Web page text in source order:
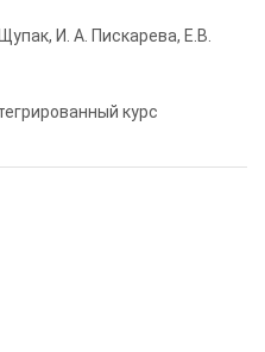
И. А. Пискарева, Е.В.
курс